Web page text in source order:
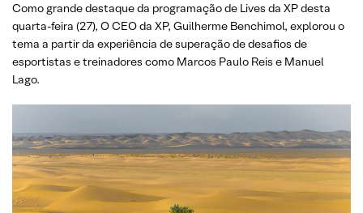
Como grande destaque da programação de Lives da XP desta
quarta-feira (27), O CEO da XP, Guilherme Benchimol, explorou o
tema a partir da experiência de superação de desafios de
esportistas e treinadores como Marcos Paulo Reis e Manuel
Lago.